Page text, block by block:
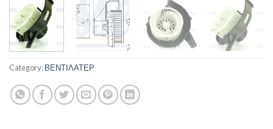
Category:ΒΕΝΤΙΛΑΤΕΡ